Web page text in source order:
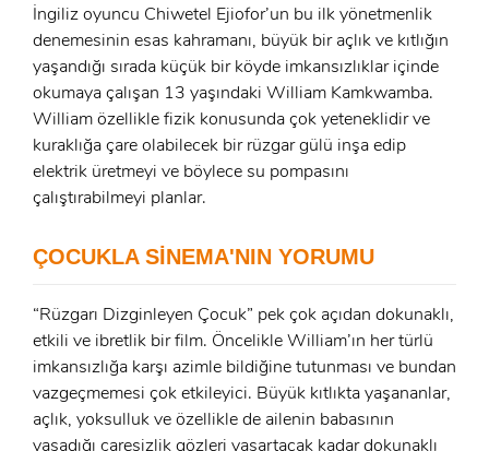
x
GIRIŞ YAP
E-Posta:
ÜYE OL
Ad Soyad:
İngiliz oyuncu Chiwetel Ejiofor’un bu ilk yönetmenlik
denemesinin esas kahramanı, büyük bir açlık ve kıtlığın
yaşandığı sırada küçük bir köyde imkansızlıklar içinde
okumaya çalışan 13 yaşındaki William Kamkwamba.
William özellikle fizik konusunda çok yeteneklidir ve
kuraklığa çare olabilecek bir rüzgar gülü inşa edip
elektrik üretmeyi ve böylece su pompasını
çalıştırabilmeyi planlar.
ÇOCUKLA SİNEMA'NIN YORUMU
“Rüzgarı Dizginleyen Çocuk” pek çok açıdan dokunaklı,
etkili ve ibretlik bir film. Öncelikle William’ın her türlü
imkansızlığa karşı azimle bildiğine tutunması ve bundan
vazgeçmemesi çok etkileyici. Büyük kıtlıkta yaşananlar,
açlık, yoksulluk ve özellikle de ailenin babasının
yaşadığı çaresizlik gözleri yaşartacak kadar dokunaklı